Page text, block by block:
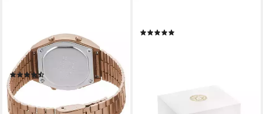
Quarzuhr, Armbanduhr,
Damenuhr, Herrenuhr,
Digitaluhr,Edelstahlarmband
59,34 €
lieferbar - in 1-2 Werktagen bei dir